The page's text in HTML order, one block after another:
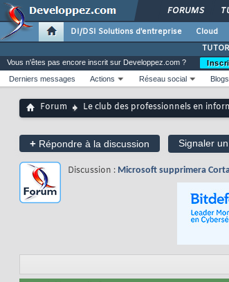
FORUMS
DI/DSI Solutions d'entreprise Cloud
Vous n'êtes pas encore inscrit sur Developpez.com ?
Derniers messages
Actions Réseau social Blogs
Forum Le club des professionnels en
+ Répondre à la discussion Signaler
Discussion : Microsoft supprimera